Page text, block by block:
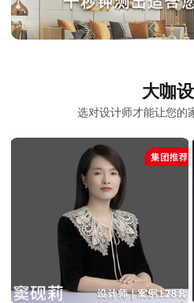
大咖
选对设计师才能让您的